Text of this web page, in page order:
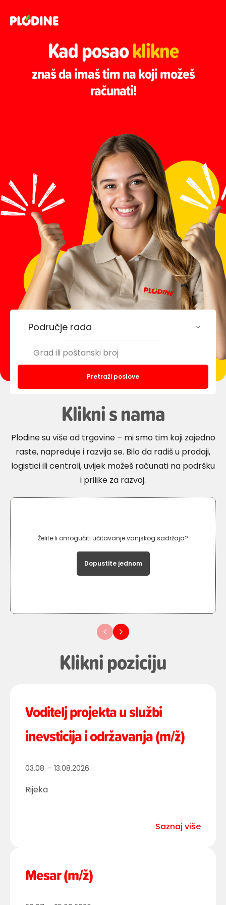
Kad posaoklikne
znaš da imaš tim na koji možeš
računati!
Područje rada
Pretraži poslove
Klikni s nama
Plodine su više od trgovine – mi smo tim koji zajedno
raste, napreduje i razvija se. Bilo da radiš u prodaji,
logistici ili centrali, uvijek možeš računati na podršku
i prilike za razvoj.
Želite li omogućiti učitavanje vanjskog sadržaja?
Dopustite jednom
Play Mute SettingsEnter
Play
Klikni poziciju
Voditelj projekta u službi
inevsticija i održavanja (m/ž)
03.08. - 13.08.2026.
Rijeka
Saznaj više
Mesar (m/ž)